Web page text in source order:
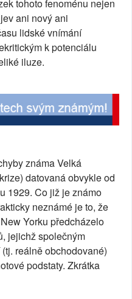
tohoto fenoménu nejen
ani nový ani
lidské vnímání
k potenciálu
iluze.
známa Velká
datovaná obvykle od
1929. Co již je známo
neznámé je to, že
Yorku předcházelo
jejichž společným
reálně obchodované)
podstaty. Zkrátka